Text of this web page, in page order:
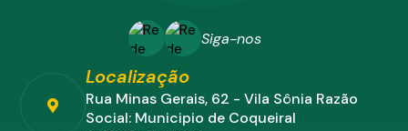
Siga-nos
Localização
Rua Minas Gerais, 62 - Vila Sônia Razão
Social: Municipio de Coqueiral